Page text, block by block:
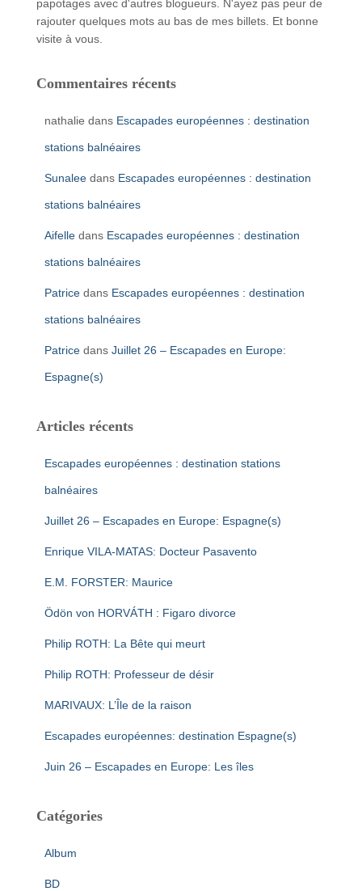
papotages avec d'autres blogueurs. N'ayez pas peur de
rajouter quelques mots au bas de mes billets. Et bonne
visite à vous.
Commentaires récents
nathalie dans Escapades européennes : destination
stations balnéaires
Sunalee dans Escapades européennes : destination
stations balnéaires
Aifelle dans Escapades européennes : destination
stations balnéaires
Patrice dans Escapades européennes : destination
stations balnéaires
Patrice dans Juillet 26 – Escapades en Europe:
Espagne(s)
Articles récents
Escapades européennes : destination stations
balnéaires
Juillet 26 – Escapades en Europe: Espagne(s)
Enrique VILA-MATAS: Docteur Pasavento
E.M. FORSTER: Maurice
Ödön von HORVÁTH : Figaro divorce
Philip ROTH: La Bête qui meurt
Philip ROTH: Professeur de désir
MARIVAUX: L’Île de la raison
Escapades européennes: destination Espagne(s)
Juin 26 – Escapades en Europe: Les îles
Catégories
Album
BD